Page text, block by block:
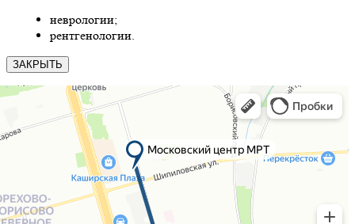
неврологии;
рентгенологии.
ЗАКРЫТЬ